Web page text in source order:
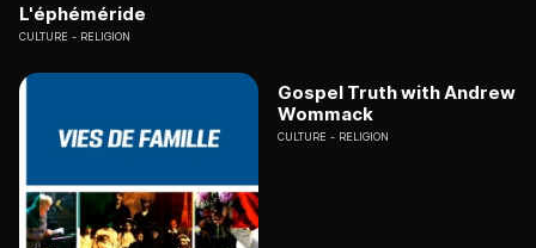
L'éphéméride
CULTURE RELIGION
Gospel Truth with Andrew
Wommack
CULTURE RELIGION